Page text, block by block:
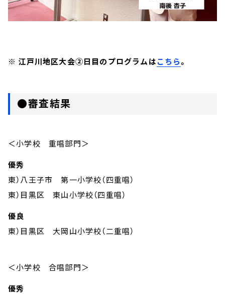
※ 江戸川地区大会②日目のプログラムはこちら。
●審査結果
＜小学校 重唱部門＞
優秀
東）八王子市 第一小学校（四重唱）
東）目黒区 東山小学校（四重唱）
優良
東）目黒区 大岡山小学校（二重唱）
＜小学校 合唱部門＞
優秀